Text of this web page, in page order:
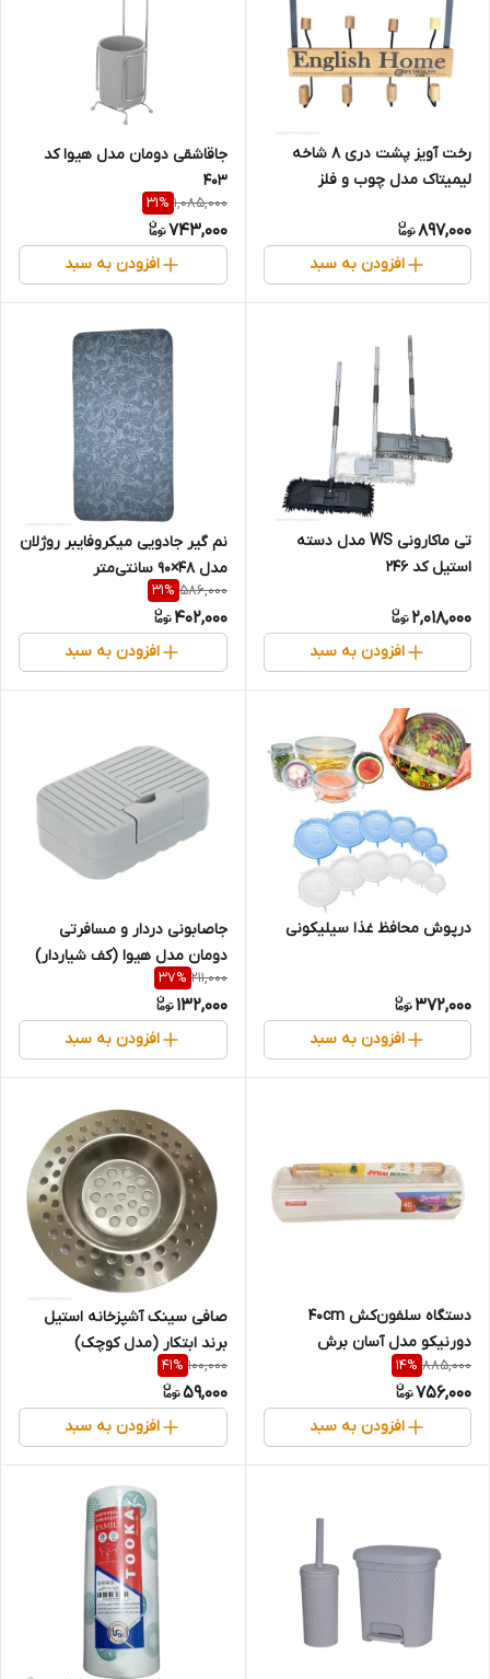
رخت آویز پشت دری ۸ شاخه
لیمیتاک مدل چوب و فلز
897,000
افزودن به سبد
جاقاشقی دومان مدل هیوا کد
403
1,085,000
31%
743,000
افزودن به سبد
تی ماکارونی WS مدل دسته
استیل کد 246
2,018,000
افزودن به سبد
نم گیر جادویی میکروفایبر روژلان
مدل ۴۸×۹۰ سانتی‌متر
586,000
31%
402,000
افزودن به سبد
درپوش محافظ غذا سیلیکونی
372,000
افزودن به سبد
جاصابونی دردار و مسافرتی
دومان مدل هیوا (کف شیاردار)
211,000
37%
132,000
افزودن به سبد
دستگاه سلفون‌کش ۴۰cm
دورنیکو مدل آسان برش
885,000
14%
756,000
افزودن به سبد
صافی سینک آشپزخانه استیل
برند ابتکار (مدل کوچک)
100,000
41%
59,000
افزودن به سبد